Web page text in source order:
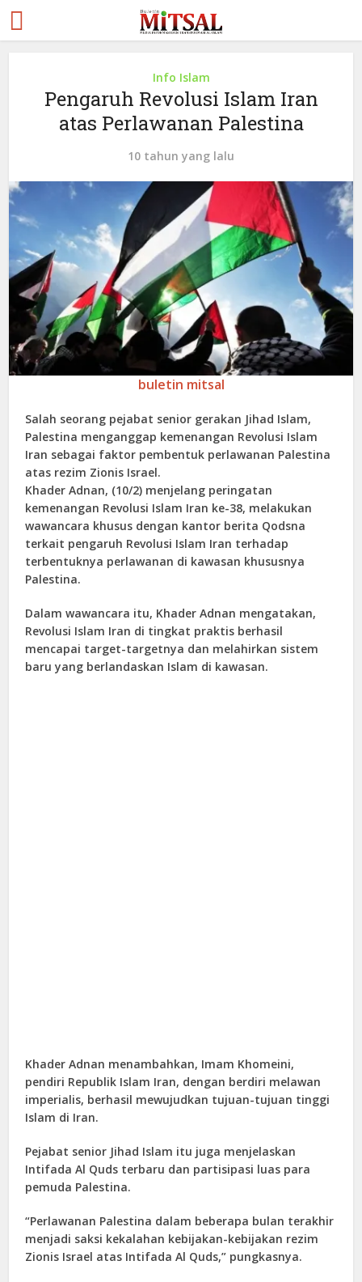
Info Islam
Pengaruh Revolusi Islam Iran
atas Perlawanan Palestina
10 tahun yang lalu
buletin mitsal
Salah seorang pejabat senior gerakan Jihad Islam,
Palestina menganggap kemenangan Revolusi Islam
Iran sebagai faktor pembentuk perlawanan Palestina
atas rezim Zionis Israel.
Khader Adnan, (10/2) menjelang peringatan
kemenangan Revolusi Islam Iran ke-38, melakukan
wawancara khusus dengan kantor berita Qodsna
terkait pengaruh Revolusi Islam Iran terhadap
terbentuknya perlawanan di kawasan khususnya
Palestina.
Dalam wawancara itu, Khader Adnan mengatakan,
Revolusi Islam Iran di tingkat praktis berhasil
mencapai target-targetnya dan melahirkan sistem
baru yang berlandaskan Islam di kawasan.
Khader Adnan menambahkan, Imam Khomeini,
pendiri Republik Islam Iran, dengan berdiri melawan
imperialis, berhasil mewujudkan tujuan-tujuan tinggi
Islam di Iran.
Pejabat senior Jihad Islam itu juga menjelaskan
Intifada Al Quds terbaru dan partisipasi luas para
pemuda Palestina.
“Perlawanan Palestina dalam beberapa bulan terakhir
menjadi saksi kekalahan kebijakan-kebijakan rezim
Zionis Israel atas Intifada Al Quds,” pungkasnya.